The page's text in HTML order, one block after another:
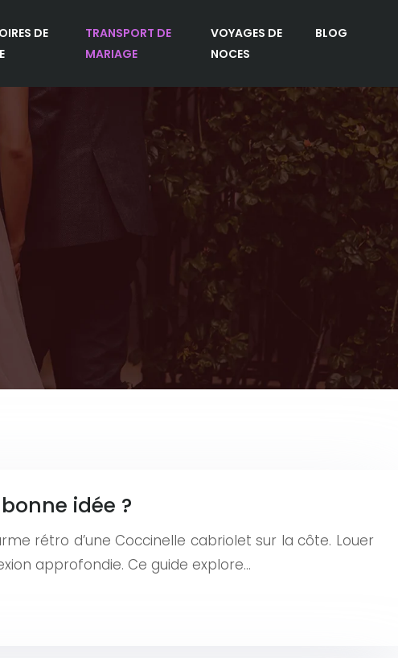
DE
TRANSPORT DE
MARIAGE
VOYAGES DE
NOCES
BLOG
idée ?
rétro d’une Coccinelle cabriolet sur la côte. Louer
approfondie. Ce guide explore…